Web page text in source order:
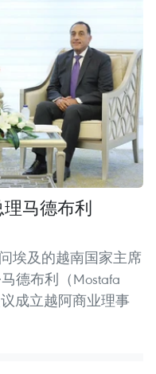
马德布利
埃及的越南国家主席
德布利（Mostafa
成立越阿商业理事